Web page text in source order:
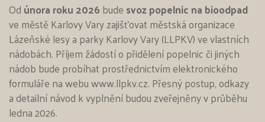
Od února roku 2026bude svoz popelnic na bioodpad
ve městě Karlovy Vary zajišťovat městská organizace
Lázeňské lesy a parky Karlovy Vary (LLPKV) ve vlastních
nádobách. Příjem žádostí o přidělení popelnic či jiných
nádob bude probíhat prostřednictvím elektronického
formuláře na webu www.llpkv.cz. Přesný postup, odkazy
a detailní návod k vyplnění budou zveřejněny v průběhu
ledna 2026.